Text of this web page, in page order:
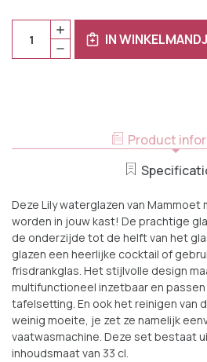
Huidige
Voorraad:
HOEVEELHEID
VERLAGEN
TRANSPARANT
6
HOEVEELHEID
VERHOGEN
VAN
MAMMOET
IN
Product
Deze Lily waterglazen van
worden in jouw kast! De prachtige
de onderzijde tot de helft van het
glazen een heerlijke cocktail of
frisdrankglas. Het stijlvolle design
multifunctioneel inzetbaar en
tafelsetting. En ook het reinigen van
weinig moeite, je zet ze namelijk
vaatwasmachine. Deze set bestaat
inhoudsmaat van 33 cl.